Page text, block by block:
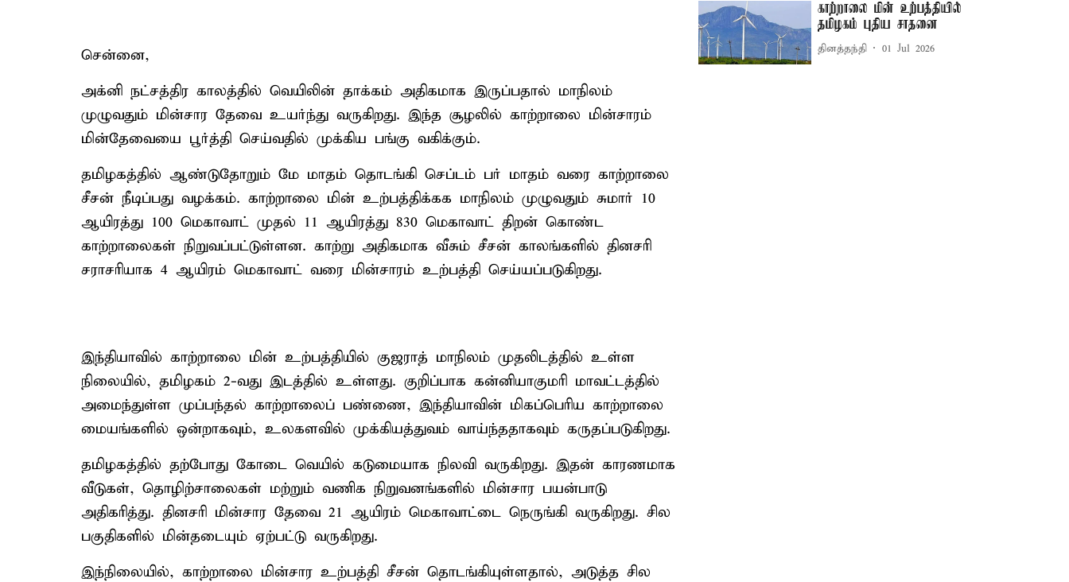
சென்னை,
அக்னி நட்சத்திர காலத்தில் வெயிலின் தாக்கம் அதிகமாக இருப்பதால் மாநிலம்
முழுவதும் மின்சார தேவை உயர்ந்து வருகிறது. இந்த சூழலில் காற்றாலை மின்சாரம்
மின்தேவையை பூர்த்தி செய்வதில் முக்கிய பங்கு வகிக்கும்.
தமிழகத்தில் ஆண்டுதோறும் மே மாதம் தொடங்கி செப்டம் பர் மாதம் வரை காற்றாலை
சீசன் நீடிப்பது வழக்கம். காற்றாலை மின் உற்பத்திக்கக மாநிலம் முழுவதும் சுமார் 10
ஆயிரத்து 100 மெகாவாட் முதல் 11 ஆயிரத்து 830 மெகாவாட் திறன் கொண்ட
காற்றாலைகள் நிறுவப்பட்டுள்ளன. காற்று அதிகமாக வீசும் சீசன் காலங்களில் தினசரி
சராசரியாக 4 ஆயிரம் மெகாவாட் வரை மின்சாரம் உற்பத்தி செய்யப்படுகிறது.
இந்தியாவில் காற்றாலை மின் உற்பத்தியில் குஜராத் மாநிலம் முதலிடத்தில் உள்ள
நிலையில், தமிழகம் 2-வது இடத்தில் உள்ளது. குறிப்பாக கன்னியாகுமரி மாவட்டத்தில்
அமைந்துள்ள முப்பந்தல் காற்றாலைப் பண்ணை, இந்தியாவின் மிகப்பெரிய காற்றாலை
மையங்களில் ஒன்றாகவும், உலகளவில் முக்கியத்துவம் வாய்ந்ததாகவும் கருதப்படுகிறது.
தமிழகத்தில் தற்போது கோடை வெயில் கடுமையாக நிலவி வருகிறது. இதன் காரணமாக
வீடுகள், தொழிற்சாலைகள் மற்றும் வணிக நிறுவனங்களில் மின்சார பயன்பாடு
அதிகரித்து. தினசரி மின்சார தேவை 21 ஆயிரம் மெகாவாட்டை நெருங்கி வருகிறது. சில
பகுதிகளில் மின்தடையும் ஏற்பட்டு வருகிறது.
இந்நிலையில், காற்றாலை மின்சார உற்பத்தி சீசன் தொடங்கியுள்ளதால், அடுத்த சில
காற்றாலை மின் உற்பத்தியில்
தமிழகம் புதிய சாதனை
தினத்தந்தி 01 Jul 2026